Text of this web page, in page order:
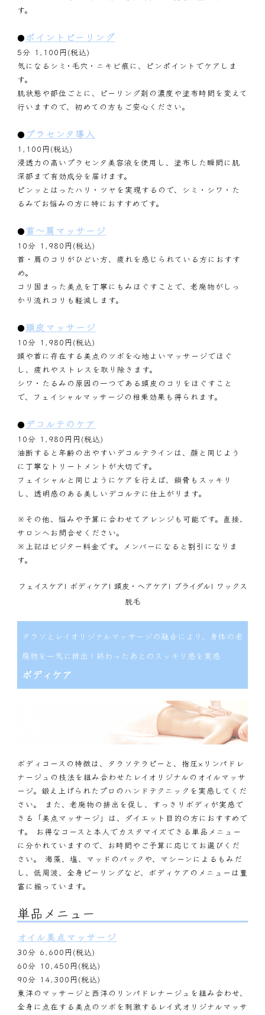
す。
● ポイントピーリング
5分 1,100円(税込)
気になるシミ･毛穴・ニキビ痕に、ピンポイントでケアしま
す。
肌状態や部位ごとに、ピーリング剤の濃度や塗布時間を変えて
行いますので、初めての方もご安心ください。
● プラセンタ導入
1,100円(税込)
浸透力の高いプラセンタ美容液を使用し、塗布した瞬間に肌
深部まで有効成分を届けます。
ピンッとはったハリ・ツヤを実現するので、シミ・シワ・た
るみでお悩みの方に特におすすめです。
●首～肩マッサージ
10分 1,980円(税込)
首・肩のコリがひどい方、疲れを感じられている方におすす
め。
コリ固まった美点を丁寧にもみほぐすことで、老廃物がしっ
かり流れコリも軽減します。
●頭皮マッサージ
10分 1,980円(税込)
頭や首に存在する美点のツボを心地よいマッサージでほぐ
し、疲れやストレスを取り除きます。
シワ・たるみの原因の一つである頭皮のコリをほぐすこと
で、フェイシャルマッサージの相乗効果も得られます。
● デコルテのケア
10分 1,980円円(税込)
油断すると年齢の出やすいデコルテラインは、顔と同じよう
に丁寧なトリートメントが大切です。
フェイシャルと同じようにケアを行えば、鎖骨もスッキリ
し、透明感のある美しいデコルテに仕上がります。
※その他、悩みや予算に合わせてアレンジも可能です。直接、
サロンへお問合せください。
※上記はビジター料金です。メンバーになると割引になりま
す。
フェイスケア | ボディケア | 頭皮・ヘアケア | ブライダル| ワックス
脱毛
タラソとレイオリジナルマッサージの融合により、身体の老
廃物を一気に排出！終わったあとのスッキリ感を実感
ボディケア
ボディコースの特徴は、タラソテラピーと、指圧×リンパドレ
ナージュの技法を組み合わせたレイオリジナルのオイルマッサ
ージ。鍛え上げられたプロのハンドテクニックを実感してくだ
さい。 また、老廃物の排出を促し、すっきりボディが実感で
きる「美点マッサージ」は、ダイエット目的の方におすすめで
す。 お得なコースと本人でカスタマイズできる単品メニュー
に分かれていますので、お時間やご予算に応じてお選びくだ
さい。 海藻、塩、マッドのパックや、マシーンによるもみだ
し、低周波、全身ピーリングなど、ボディケアのメニューは豊
富に揃っています。
単品メニュー
オイル美点マッサージ
30分 6,600円(税込)
60分 10,450円(税込)
90分 14,300円(税込)
東洋のマッサージと西洋のリンパドレナージュを組み合わせ、
全身に点在する美点のツボを刺激するレイ式オリジナルマッサ